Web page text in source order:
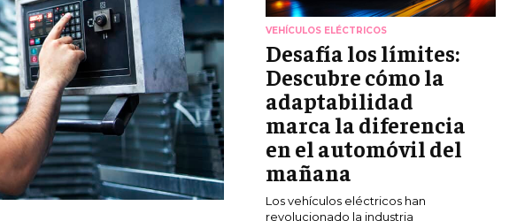
VEHÍCULOS ELÉCTRICOS
Desafía los límites:
Descubre cómo la
adaptabilidad
marca la diferencia
en el automóvil del
mañana
Los vehículos eléctricos han
revolucionado la industria